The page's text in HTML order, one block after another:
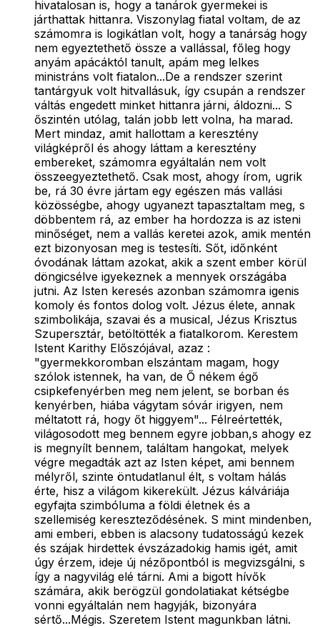
hivatalosan is, hogy a tanárok gyermekei is
járthattak hittanra. Viszonylag fiatal voltam, de az
számomra is logikátlan volt, hogy a tanárság hogy
nem egyeztethető össze a vallással, főleg hogy
anyám apácáktól tanult, apám meg lelkes
ministráns volt fiatalon...De a rendszer szerint
tantárgyuk volt hitvallásuk, így csupán a rendszer
váltás engedett minket hittanra járni, áldozni... S
őszintén utólag, talán jobb lett volna, ha marad.
Mert mindaz, amit hallottam a keresztény
világképről és ahogy láttam a keresztény
embereket, számomra egyáltalán nem volt
összeegyeztethető. Csak most, ahogy írom, ugrik
be, rá 30 évre jártam egy egészen más vallási
közösségbe, ahogy ugyanezt tapasztaltam meg, s
döbbentem rá, az ember ha hordozza is az isteni
minőséget, nem a vallás keretei azok, amik mentén
ezt bizonyosan meg is testesíti. Sőt, időnként
óvodának láttam azokat, akik a szent ember körül
döngicsélve igyekeznek a mennyek országába
jutni. Az Isten keresés azonban számomra igenis
komoly és fontos dolog volt. Jézus élete, annak
szimbolikája, szavai és a musical, Jézus Krisztus
Szupersztár, betöltötték a fiatalkorom. Kerestem
Istent Karithy Előszójával, azaz :
"gyermekkoromban elszántam magam, hogy
szólok istennek, ha van, de Ő nékem égő
csipkefenyérben meg nem jelent, se borban és
kenyérben, hiába vágytam sóvár irigyen, nem
méltatott rá, hogy őt higgyem"... Félreértették,
világosodott meg bennem egyre jobban,s ahogy ez
is megnyílt bennem, találtam hangokat, melyek
végre megadták azt az Isten képet, ami bennem
mélyről, szinte öntudatlanul élt, s voltam hálás
érte, hisz a világom kikerekült. Jézus kálváriája
egyfajta szimbóluma a földi életnek és a
szellemiség kereszteződésének. S mint mindenben,
ami emberi, ebben is alacsony tudatosságú kezek
és szájak hirdettek évszázadokig hamis igét, amit
úgy érzem, ideje új nézőpontból is megvizsgálni, s
így a nagyvilág elé tárni. Ami a bigott hívők
számára, akik berögzül gondolatiakat kétségbe
vonni egyáltalán nem hagyják, bizonyára
sértő...Mégis. Szeretem Istent magunkban látni.